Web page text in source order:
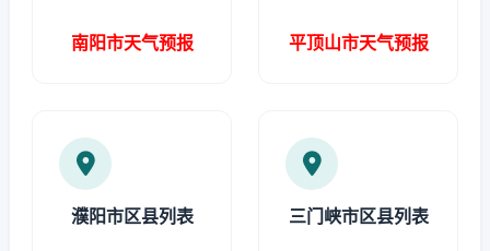
南阳市天气预报 平顶山市天气预报
濮阳市区县列表 三门峡市区县列表